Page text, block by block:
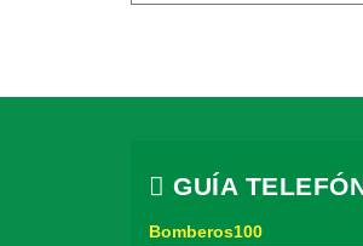
GUÍA
Bomberos100